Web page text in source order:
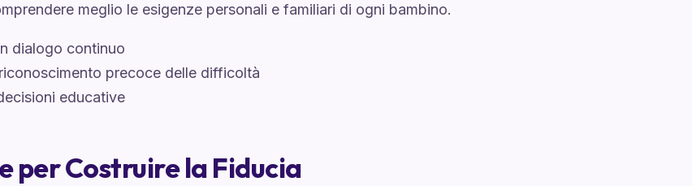
meglio le esigenze personali e familiari di ogni bambino.
dialogo continuo
precoce delle difficoltà
educative
per Costruire la Fiducia